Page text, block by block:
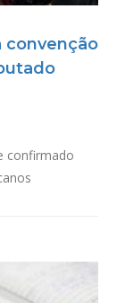
convenção
confirmado